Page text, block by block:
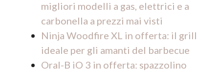
migliori modelli a gas, elettrici e a
carbonella a prezzi mai visti
Ninja Woodfire XL in offerta: il grill
ideale per gli amanti del barbecue
Oral-B iO 3 in offerta: spazzolino